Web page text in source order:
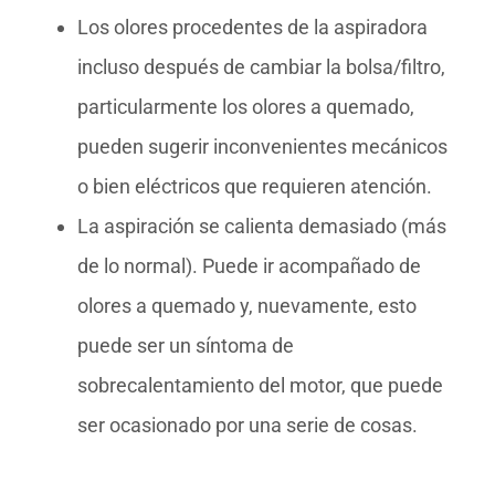
Los olores procedentes de la aspiradora
incluso después de cambiar la bolsa/filtro,
particularmente los olores a quemado,
pueden sugerir inconvenientes mecánicos
o bien eléctricos que requieren atención.
La aspiración se calienta demasiado (más
de lo normal). Puede ir acompañado de
olores a quemado y, nuevamente, esto
puede ser un síntoma de
sobrecalentamiento del motor, que puede
ser ocasionado por una serie de cosas.